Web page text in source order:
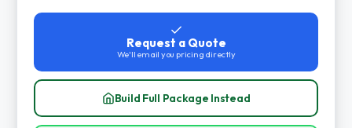
Request a Quote
We'll email you pricing directly
Build Full Package Instead